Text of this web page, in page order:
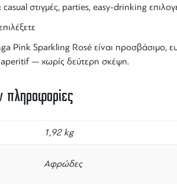
casual στιγμές, parties, easy-drinking
Pink Sparkling Rosé είναι προσβάσιμο,
aperitif — χωρίς δεύτερη σκέψη.
πληροφορίες
1,92 kg
Αφρώδες